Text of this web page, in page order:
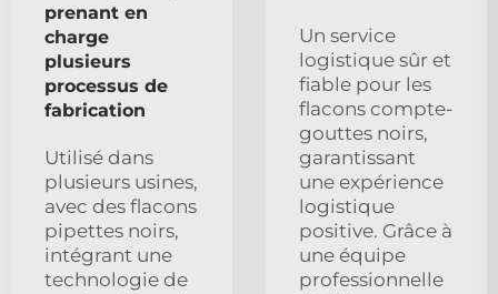
prenant en
charge
plusieurs
processus de
fabrication
Utilisé dans
plusieurs usines,
avec des flacons
pipettes noirs,
intégrant une
technologie de
Un service
logistique sûr et
fiable pour les
flacons compte-
gouttes noirs,
garantissant
une expérience
logistique
positive. Grâce à
une équipe
professionnelle